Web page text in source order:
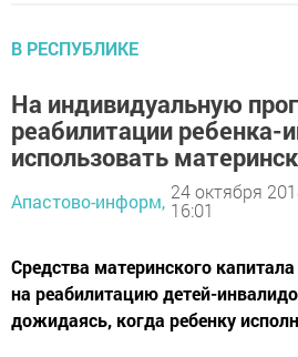
В РЕСПУБЛИКЕ
На индивидуальную
реабилитации
использовать
Апастово-информ, 24 октября
16:01
Средства материнского
на реабилитацию детей-
дожидаясь, когда ребенку